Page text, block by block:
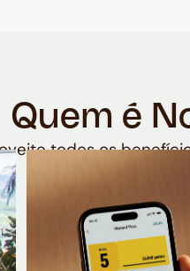
Quem é
todos os